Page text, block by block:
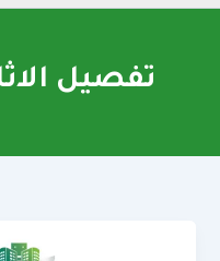
تفصيل